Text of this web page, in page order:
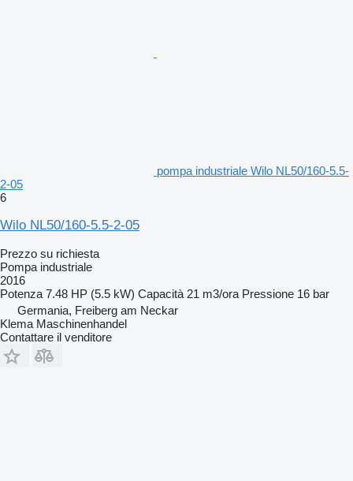
pompa industriale Wilo NL50/160-5.5-
2-05
6
Wilo NL50/160-5.5-2-05
Prezzo su richiesta
Pompa industriale
2016
Potenza 7.48 HP (5.5 kW) Capacità 21 m3/ora Pressione 16 bar
Germania, Freiberg am Neckar
Klema Maschinenhandel
Contattare il venditore